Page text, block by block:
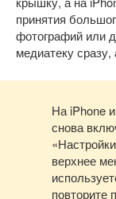
принятия
фотографий или
медиатеку
На iPhone
снова
верхнее
повторите